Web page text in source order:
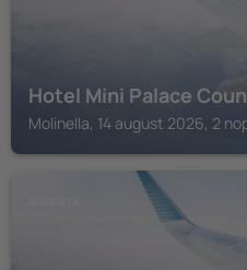
Hotel Mini Palace
Molinella, 14 august 2026, 2